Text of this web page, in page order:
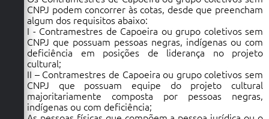
CNPJ podem concorrer às cotas, desde que preencham
algum dos requisitos abaixo:
I - Contramestres de Capoeira ou grupo coletivos sem
CNPJ que possuam pessoas negras, indígenas ou com
deficiência em posições de liderança no projeto
cultural;
II – Contramestres de Capoeira ou grupo coletivos sem
CNPJ que possuam equipe do projeto cultural
majoritariamente composta por pessoas negras,
indígenas ou com deficiência;